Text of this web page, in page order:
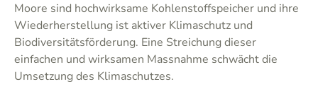
Moore sind hochwirksame Kohlenstoffspeicher und ihre
Wiederherstellung ist aktiver Klimaschutz und
Biodiversitätsförderung. Eine Streichung dieser
einfachen und wirksamen Massnahme schwächt die
Umsetzung des Klimaschutzes.